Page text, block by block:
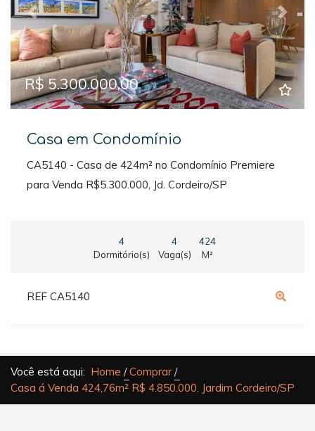
Previous Next
R$ 5.300.000,00
Casa em Condomínio
CA5140 - Casa de 424m² no Condomínio Premiere
para Venda R$5.300.000, Jd. Cordeiro/SP
4
Dormitório(s)
4
Vaga(s)
424
M²
REF CA5140
Você está aqui: Home
Comprar
Casa á Venda 424,76m² R$ 4.850.000, Jardim Cordeiro/SP